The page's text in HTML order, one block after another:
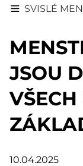
SVISLÉ
JSOU
10.04.2025